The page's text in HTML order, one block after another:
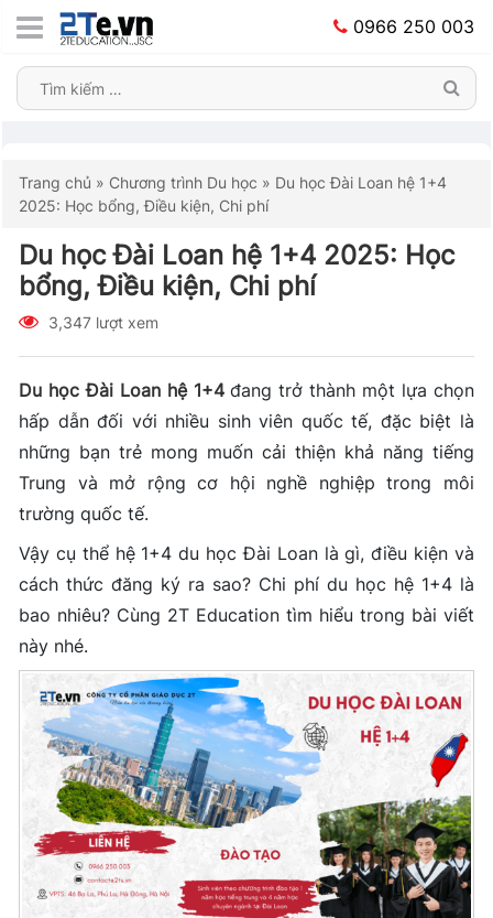
0966 250 003
Trang chủ » Chương trình Du học » Du học Đài Loan hệ 1+4
2025: Học bổng, Điều kiện, Chi phí
Du học Đài Loan hệ 1+4 2025: Học
bổng, Điều kiện, Chi phí
3,347 lượt xem
Du học Đài Loan hệ 1+4đang trở thành một lựa chọn
hấp dẫn đối với nhiều sinh viên quốc tế, đặc biệt là
những bạn trẻ mong muốn cải thiện khả năng tiếng
Trung và mở rộng cơ hội nghề nghiệp trong môi
trường quốc tế.
Vậy cụ thể hệ 1+4 du học Đài Loan là gì, điều kiện và
cách thức đăng ký ra sao? Chi phí du học hệ 1+4 là
bao nhiêu? Cùng 2T Education tìm hiểu trong bài viết
này nhé.